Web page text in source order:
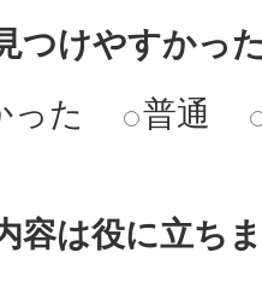
つけやすかっ
った
普通
容は役に立ち